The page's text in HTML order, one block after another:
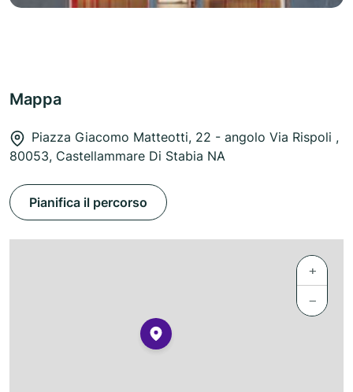
Mappa
Piazza Giacomo Matteotti, 22 - angolo Via Rispoli ,
80053, Castellammare Di Stabia NA
Pianifica il percorso
+
−